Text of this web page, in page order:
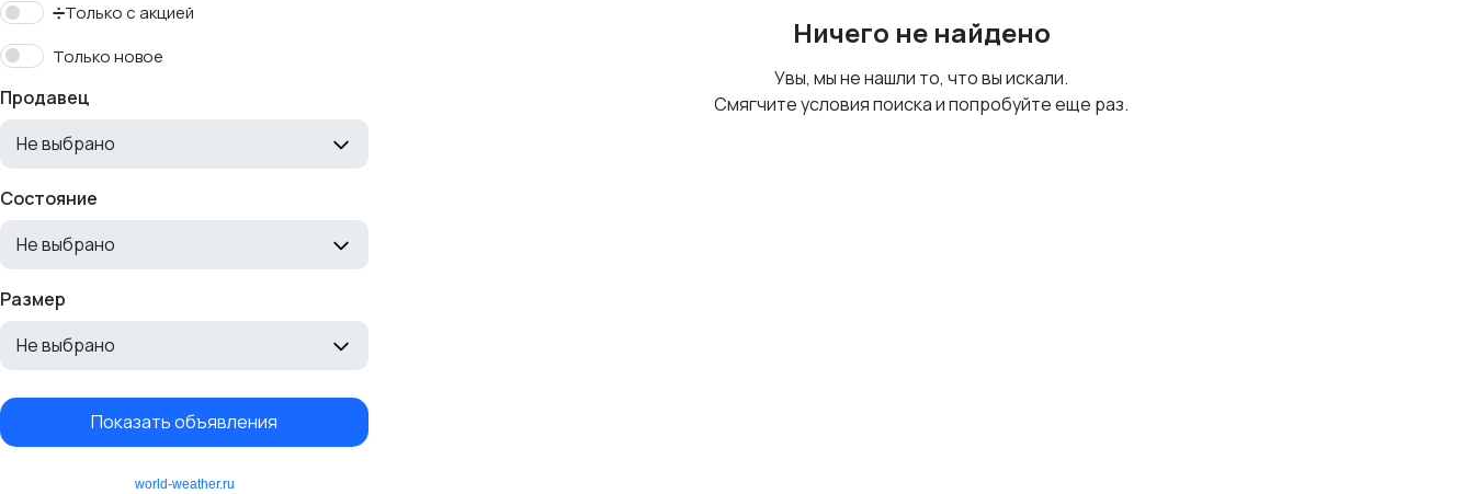
➗Только с акцией
Только новое
Продавец
Не выбрано
Состояние
Не выбрано
Размер
Не выбрано
Показать объявления
world-weather.ru
Ничего не найдено
Увы, мы не нашли то, что вы искали.
Смягчите условия поиска и попробуйте еще раз.